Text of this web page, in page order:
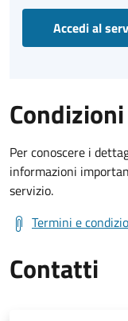
Accedi al
Per conoscere i
informazioni
servizio.
Termini e
Contatti